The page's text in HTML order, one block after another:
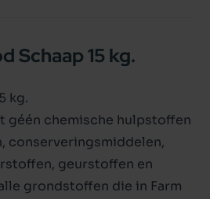
Schaap 15 kg.
kg.
géén chemische hulpstoffen
conserveringsmiddelen,
geurstoffen en
grondstoffen die in Farm